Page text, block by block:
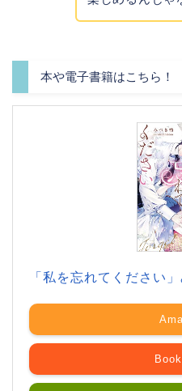
本や電子書籍はこちら！
「私を忘れてください